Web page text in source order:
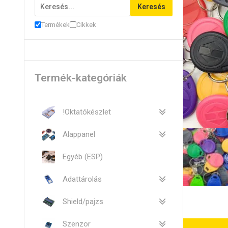
Keresés
Termékek Cikkek
Termék-kategóriák
!Oktatókészlet
Alappanel
Egyéb (ESP)
Adattárolás
Shield/pajzs
Szenzor